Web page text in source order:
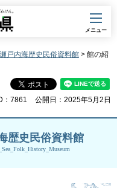
メニュー
瀬戸内海歴史民俗資料館 > 館の紹
：7861 公開日：2025年5月2日
歴史民俗資料館